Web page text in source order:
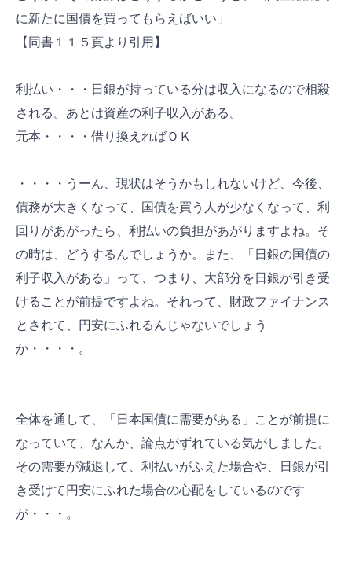
に新たに国債を買ってもらえばいい」
【同書１１５頁より引用】
利払い・・・日銀が持っている分は収入になるので相殺
される。あとは資産の利子収入がある。
元本・・・・借り換えればＯＫ
・・・・うーん、現状はそうかもしれないけど、今後、
債務が大きくなって、国債を買う人が少なくなって、利
回りがあがったら、利払いの負担があがりますよね。そ
の時は、どうするんでしょうか。また、「日銀の国債の
利子収入がある」って、つまり、大部分を日銀が引き受
けることが前提ですよね。それって、財政ファイナンス
とされて、円安にふれるんじゃないでしょう
か・・・・。
全体を通して、「日本国債に需要がある」ことが前提に
なっていて、なんか、論点がずれている気がしました。
その需要が減退して、利払いがふえた場合や、日銀が引
き受けて円安にふれた場合の心配をしているのです
が・・・。